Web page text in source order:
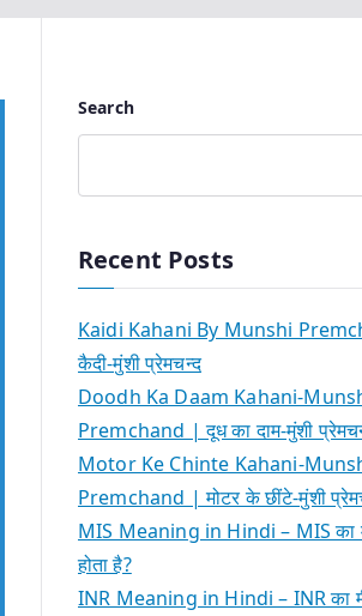
Search
Recent Posts
Kaidi Kahani By Munshi
कैदी-मुंशी प्रेमचन्द
Doodh Ka Daam Kahani-
Premchand | दूध का दाम-मुंशी
Motor Ke Chinte Kahani-
Premchand | मोटर के छींटे-मुंशी
MIS Meaning in Hindi – MIS का
होता है?
INR Meaning in Hindi – INR का